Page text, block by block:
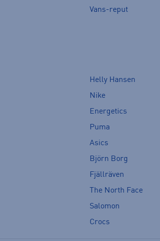
Vans-reput
Helly Hansen
Nike
Energetics
Puma
Asics
Björn Borg
Fjällräven
The North Face
Salomon
Crocs